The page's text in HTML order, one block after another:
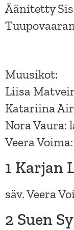
Äänitetty
Muusikot:
Liisa
Katariina
Nora Vaura:
Veera
1 Karjan
säv. Veera
2 Suen